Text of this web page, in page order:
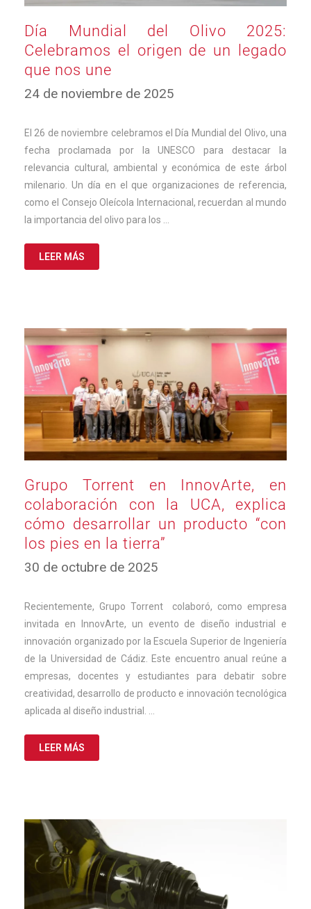
Día Mundial del Olivo 2025:
Celebramos el origen de un legado
que nos une
24 de noviembre de 2025
de
2025
El 26 de noviembre celebramos el Día Mundial del Olivo, una
fecha proclamada por la UNESCO para destacar la
relevancia cultural, ambiental y económica de este árbol
milenario. Un día en el que organizaciones de referencia,
como el Consejo Oleícola Internacional, recuerdan al mundo
la importancia del olivo para los …
LEER MÁS
Grupo Torrent en InnovArte, en
colaboración con la UCA, explica
cómo desarrollar un producto “con
los pies en la tierra”
30 de octubre de 2025
de
2025
Recientemente, Grupo Torrent colaboró, como empresa
invitada en InnovArte, un evento de diseño industrial e
innovación organizado por la Escuela Superior de Ingeniería
de la Universidad de Cádiz. Este encuentro anual reúne a
empresas, docentes y estudiantes para debatir sobre
creatividad, desarrollo de producto e innovación tecnológica
aplicada al diseño industrial. …
LEER MÁS